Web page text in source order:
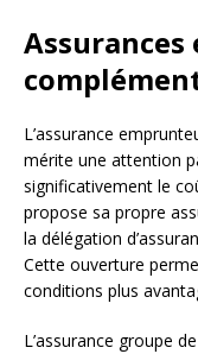
L’assurance
mérite une attention
significativement le
propose sa propre
la délégation
Cette ouverture
conditions plus
L’assurance groupe